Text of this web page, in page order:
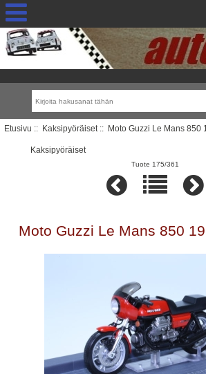
Etusivu :: Kaksipyöräiset:: Moto Guzzi Le Mans 850
Kaksipyöräiset
Tuote 175/361
Moto Guzzi Le Mans 850